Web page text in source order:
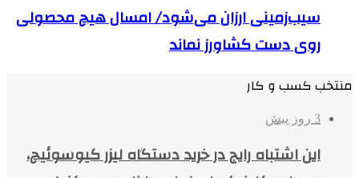
سیب‌زمینی ارزان می‌شود/ امسال هیچ محصولی
روی دست کشاورز نماند
منتخب کسب و کار
3 روز پیش
این اشتباه رایج در خرید دستگاه لیزر کیوسوئیچ،